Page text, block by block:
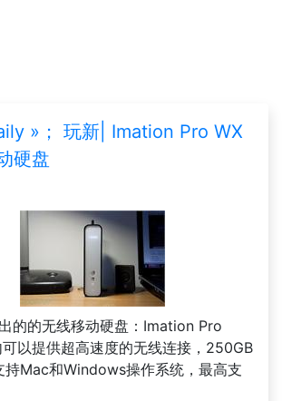
»； 玩新| Imation Pro WX
硬盘
的的无线移动硬盘：Imation Pro
以提供超高速度的无线连接，250GB
持Mac和Windows操作系统，最高支